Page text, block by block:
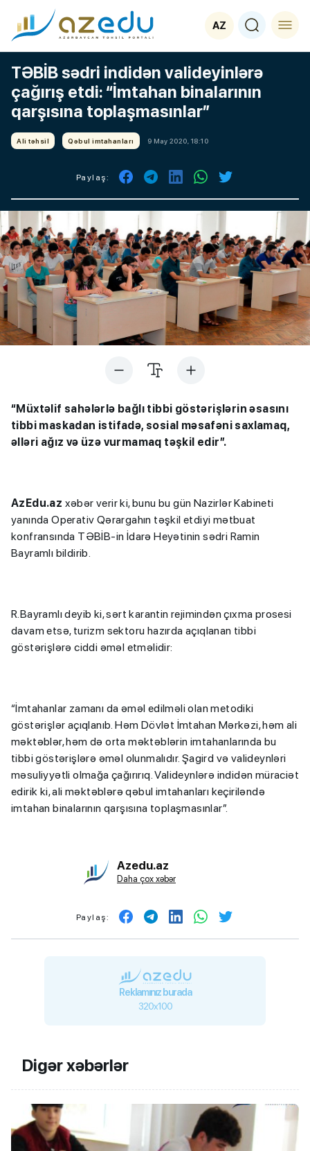
AZ
TƏBİB sədri indidən valideyinlərə
çağırış etdi: “İmtahan binalarının
qarşısına toplaşmasınlar”
Ali təhsil Qəbul imtahanları 9 May 2020, 18:10
Paylaş:
“Müxtəlif sahələrlə bağlı tibbi göstərişlərin əsasını
tibbi maskadan istifadə, sosial məsafəni saxlamaq,
əlləri ağız və üzə vurmamaq təşkil edir”.
AzEdu.az xəbər verir ki, bunu bu gün Nazirlər Kabineti
yanında Operativ Qərargahın təşkil etdiyi mətbuat
konfransında TƏBİB-in İdarə Heyətinin sədri Ramin
Bayramlı bildirib.
R.Bayramlı deyib ki, sərt karantin rejimindən çıxma prosesi
davam etsə, turizm sektoru hazırda açıqlanan tibbi
göstərişlərə ciddi əməl etməlidir:
“İmtahanlar zamanı da əməl edilməli olan metodiki
göstərişlər açıqlanıb. Həm Dövlət İmtahan Mərkəzi, həm ali
məktəblər, həm də orta məktəblərin imtahanlarında bu
tibbi göstərişlərə əməl olunmalıdır. Şagird və valideynləri
məsuliyyətli olmağa çağırırıq. Valideynlərə indidən müraciət
edirik ki, ali məktəblərə qəbul imtahanları keçiriləndə
imtahan binalarının qarşısına toplaşmasınlar”.
Azedu.az
Daha çox xəbər
Paylaş:
Reklamınız burada
320x100
Digər xəbərlər